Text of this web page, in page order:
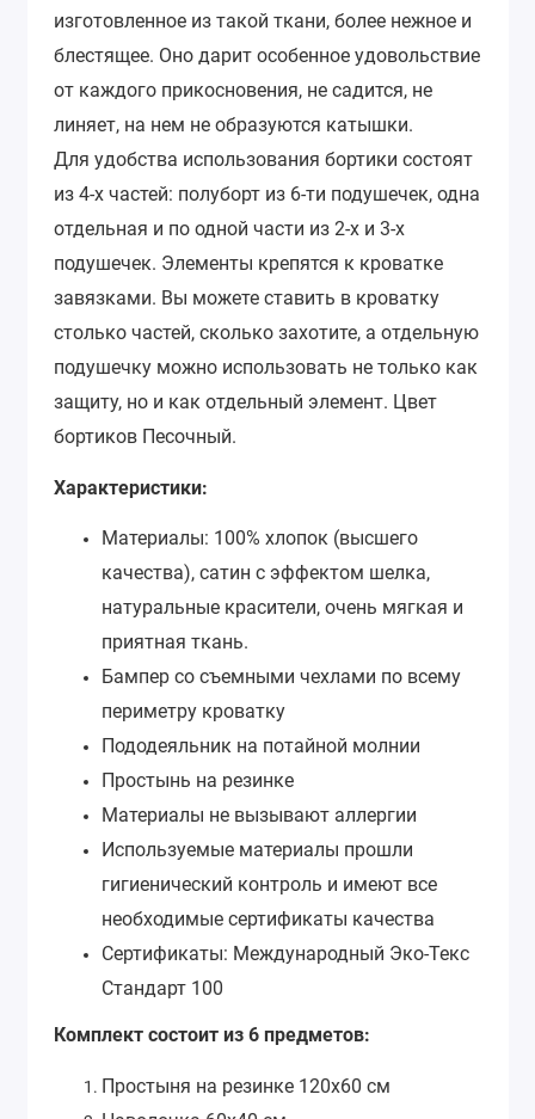
изготовленное из такой ткани, более нежное и
блестящее. Оно дарит особенное удовольствие
от каждого прикосновения, не садится, не
линяет, на нем не образуются катышки.
Для удобства использования бортики состоят
из 4-х частей: полуборт из 6-ти подушечек, одна
отдельная и по одной части из 2-х и 3-х
подушечек. Элементы крепятся к кроватке
завязками. Вы можете ставить в кроватку
столько частей, сколько захотите, а отдельную
подушечку можно использовать не только как
защиту, но и как отдельный элемент. Цвет
бортиков Песочный.
Характеристики:
Материалы: 100% хлопок (высшего
качества), сатин с эффектом шелка,
натуральные красители, очень мягкая и
приятная ткань.
Бампер со съемными чехлами по всему
периметру кроватку
Пододеяльник на потайной молнии
Простынь на резинке
Материалы не вызывают аллергии
Используемые материалы прошли
гигиенический контроль и имеют все
необходимые сертификаты качества
Сертификаты: Международный Эко-Текс
Стандарт 100
Комплект состоит из 6 предметов:
Простыня на резинке 120х60 см